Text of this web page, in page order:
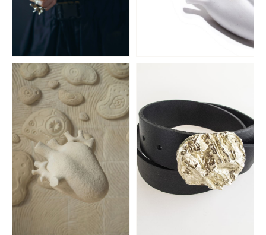
Plata Lappas
CUBIERTOS